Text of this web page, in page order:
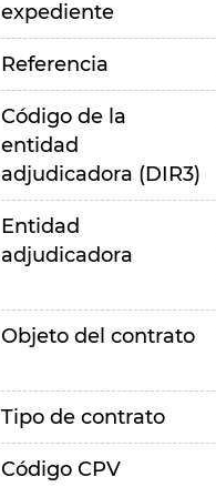
expediente
Referencia
Código de la
entidad
adjudicadora (DIR3)
Entidad
adjudicadora
Objeto del contrato
Tipo de contrato
Código CPV